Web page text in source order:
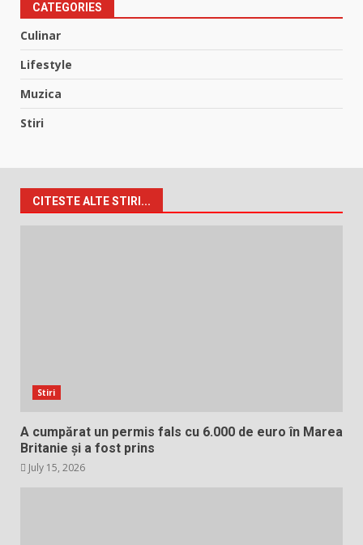
CATEGORIES
Culinar
Lifestyle
Muzica
Stiri
CITESTE ALTE STIRI...
Stiri
A cumpărat un permis fals cu 6.000 de euro în Marea
Britanie și a fost prins
July 15, 2026